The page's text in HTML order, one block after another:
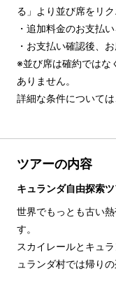
る」より並び席をリ
・追加料金のお支払
・お支払い確認後、
※並び席は確約ではな
ありません。
詳細な条件について
ツアーの内容
キュランダ自由探索
世界でもっとも古い
す。
スカイレールとキュ
ュランダ村では帰り